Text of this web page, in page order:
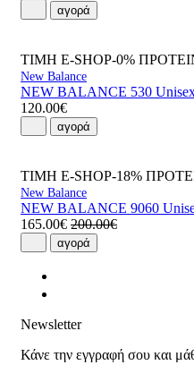
αγορά
ΤΙΜΗ E-SHOP-0%
New Balance
NEW BALANCE 530 Unisex
120.00€
αγορά
ΤΙΜΗ E-SHOP-18%
New Balance
NEW BALANCE 9060
165.00€ 200.00€
αγορά
Newsletter
Κάνε την εγγραφή σου και